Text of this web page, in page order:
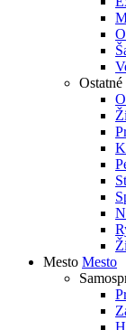
Ostatné
Mesto Mesto